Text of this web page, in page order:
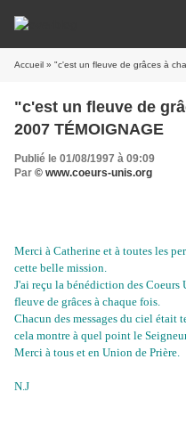
Accueil » "c'est un fleuve de grâces à
"c'est un fleuve de
2007 TÉMOIGNAGE
Publié le 01/08/1997 à 09:09
Par © www.coeurs-unis.org
Merci à Catherine et à toutes les
cette belle mission.
J'ai reçu la bénédiction des
fleuve de grâces à chaque fois.
Chacun des messages du ciel était
cela montre à quel point le
Merci à tous et en Union de Prière.
N.J